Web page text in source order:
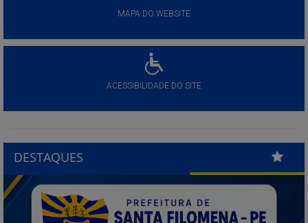
MAPA DO WEBSITE
ACESSIBILIDADE DO SITE
DESTAQUES